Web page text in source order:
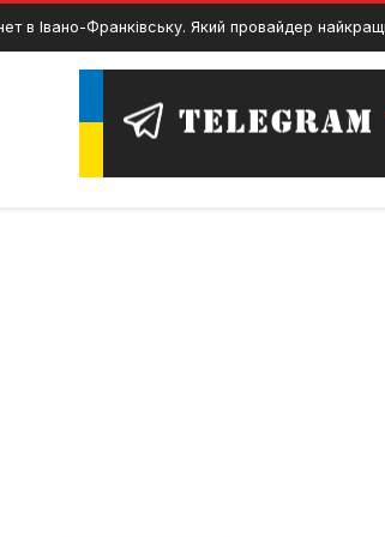
Франківську. Який провайдер найкращий: